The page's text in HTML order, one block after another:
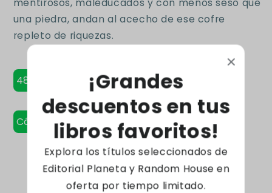
una piedra, andan al acecho de ese cofre
repleto de riquezas.
48 Páginas - Tapa blanda
Código: 9788412586039
Reseñas de Clientes
¡Grandes
descuentos en tus
libros favoritos!
Explora los títulos seleccionados de
Editorial Planeta y Random House en
oferta por tiempo limitado.